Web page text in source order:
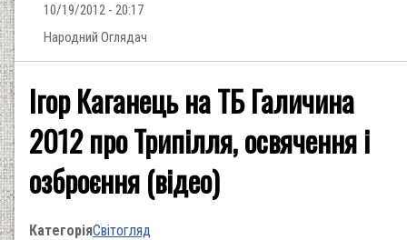
10/19/2012 - 20:17
Народний Оглядач
Ігор Каганець на ТБ Галичина
2012 про Трипілля, освячення і
озброєння (відео)
КатегоріяСвітогляд